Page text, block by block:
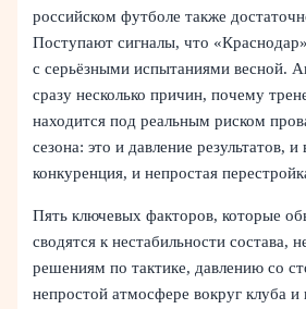
российском футболе также
Поступают сигналы, что
с серьёзными испытаниями весной.
сразу несколько причин, почему
находится под реальным риском
сезона: это и давление результатов, и
конкуренция, и непростая
Пять ключевых факторов, которые
сводятся к нестабильности состава,
решениям по тактике, давлению со
непростой атмосфере вокруг клуба